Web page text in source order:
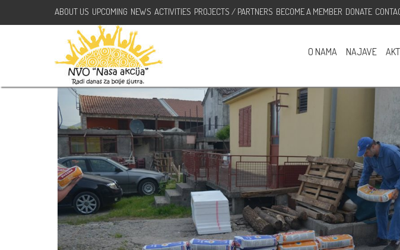
ABOUT US UPCOMING NEWS ACTIVITIES PROJECTS / PARTNERS BECOME A MEMBER DONATE
O NAMA NAJAVE
Volonterska podrska UpShift projektu „Za
мај 1, 2018NVO Nasa AkcijaAkcije